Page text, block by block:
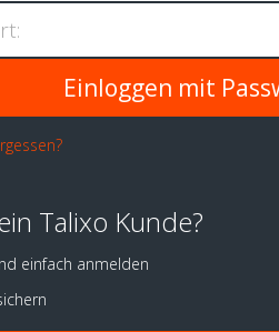
Talixo Kunde?
einfach anmelden